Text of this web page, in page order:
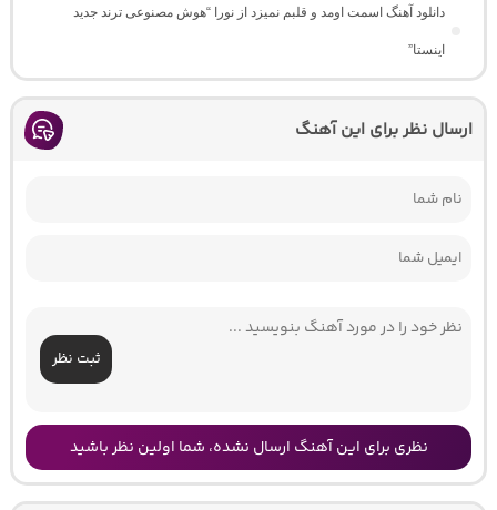
دانلود آهنگ اسمت اومد و قلبم نمیزد از نورا “هوش مصنوعی ترند جدید
اینستا”
ارسال نظر برای این آهنگ
ثبت نظر
نظری برای این آهنگ ارسال نشده، شما اولین نظر باشید